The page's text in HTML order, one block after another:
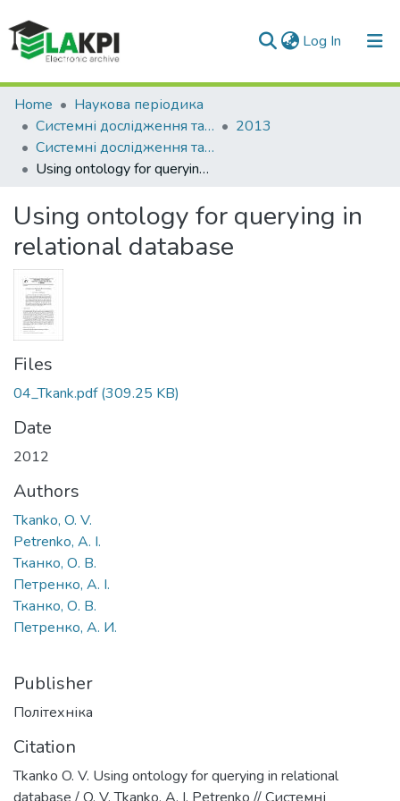
Log In (current)
Communities & Collections
All of DSpace
Statistics
Home
Наукова періодика
Системні дослідження та інформаційні технології
2013
Системні дослідження та інформаційні технології: науково-технічний журнал, № 3
Using ontology for querying in relational database
Using ontology for querying in
relational database
Files
04_Tkank.pdf(309.25 KB)
Date
2012
Authors
Tkanko, O. V.
Petrenko, A. I.
Тканко, О. В.
Петренко, А. І.
Тканко, О. В.
Петренко, А. И.
Publisher
Політехніка
Citation
Tkanko O. V. Using ontology for querying in relational